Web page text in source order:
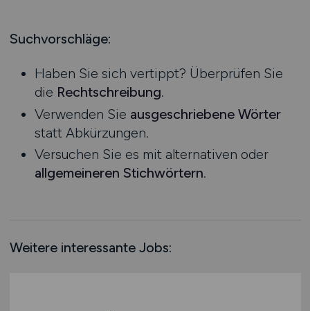
Schienen- / Straßen- / Luft- / Seefracht
Supply Chain Management
Vertrieb / Verkauf / Handel
Zoll / Behörden
Sonstige
Mecklenburg-Vorpommern
Nordrhein-Westfalen
Rheinland-Pfalz
Saarland
Sachsen
Sachsen-Anhalt
Schleswig-Holstein
Schweiz
Suchvorschläge:
Haben Sie sich vertippt? Überprüfen Sie
die Rechtschreibung.
Verwenden Sie ausgeschriebene Wörter
statt Abkürzungen.
Versuchen Sie es mit alternativen oder
allgemeineren Stichwörtern.
Weitere interessante Jobs: